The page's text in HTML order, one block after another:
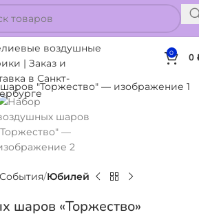
0 0
увеличить
Юбилей
шаров «Торжество»